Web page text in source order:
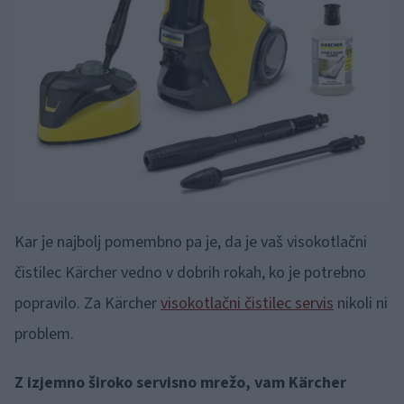
Kar je najbolj pomembno pa je, da je vaš visokotlačni
čistilec Kärcher vedno v dobrih rokah, ko je potrebno
popravilo. Za Kärchervisokotlačni čistilec servis nikoli ni
problem.
Z izjemno široko servisno mrežo, vam Kärcher